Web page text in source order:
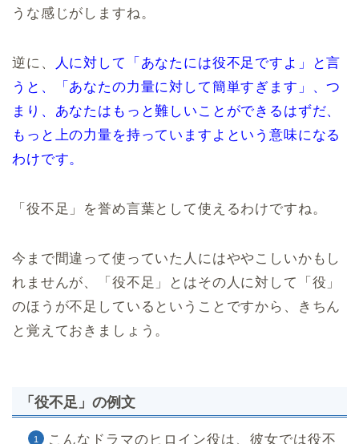
うな感じがしますね。
逆に、
人に対して「あなたには役不足ですよ」と言
うと、「あなたの力量に対して簡単すぎます」、つ
まり、あなたはもっと難しいことができるはずだ、
もっと上の力量を持っていますよという意味になる
わけです。
「役不足」を誉め言葉として使えるわけですね。
今まで間違って使っていた人にはややこしいかもし
れませんが、「役不足」とはその人に対して「役」
のほうが不足しているということですから、きちん
と覚えておきましょう。
「役不足」の例文
こんなドラマのヒロイン役は、彼女では役不